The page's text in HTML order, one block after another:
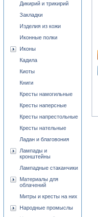
Дикирий и трикирий
Закладки
Изделия из кожи
Иконные полки
Иконы
Кадила
Киоты
Книги
Кресты намогильные
Кресты наперсные
Кресты напрестольные
Кресты нательные
Ладан и благовония
Лампады и
кронштейны
Лампадные стаканчики
Материалы для
облачений
Митры и кресты на них
Народные промыслы